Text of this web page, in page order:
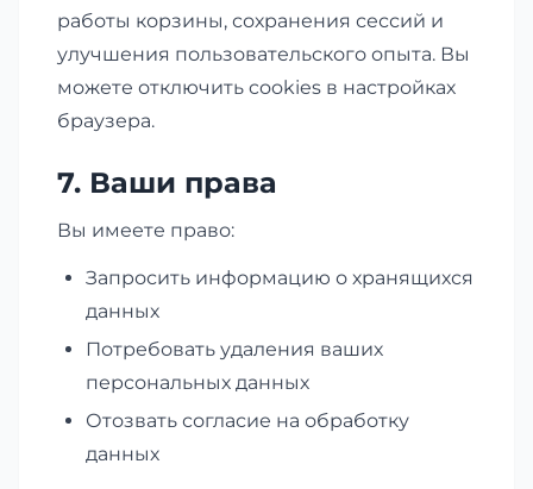
работы корзины, сохранения сессий и
улучшения пользовательского опыта. Вы
можете отключить cookies в настройках
браузера.
7. Ваши права
Вы имеете право:
Запросить информацию о хранящихся
данных
Потребовать удаления ваших
персональных данных
Отозвать согласие на обработку
данных